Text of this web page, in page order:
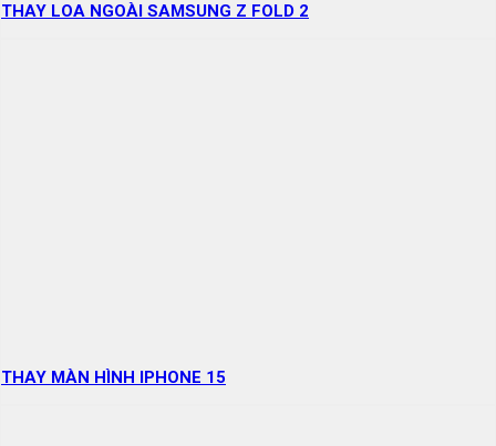
THAY LOA NGOÀI SAMSUNG Z FOLD 2
THAY MÀN HÌNH IPHONE 15